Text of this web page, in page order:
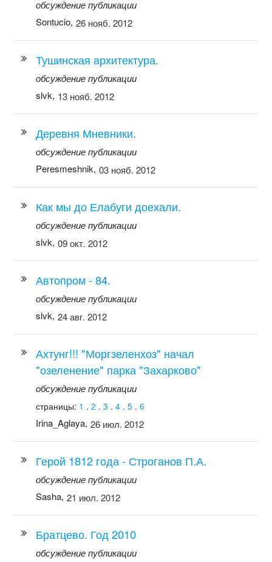
обсуждение публикации
Sontucio, 26 нояб. 2012
Тушинская архитектура.
обсуждение публикации
slvk, 13 нояб. 2012
Деревня Мневники.
обсуждение публикации
Peresmeshnik, 03 нояб. 2012
Как мы до Елабуги доехали.
обсуждение публикации
slvk, 09 окт. 2012
Автопром - 84.
обсуждение публикации
slvk, 24 авг. 2012
Ахтунг!!! "Моргзеленхоз" начал
"озеленение" парка "Захарково"
обсуждение публикации
страницы: 1 .2 .3 .4 .5 .6
Irina_Aglaya, 26 июл. 2012
Герой 1812 года - Строганов П.А.
обсуждение публикации
Sasha, 21 июл. 2012
Братцево. Год 2010
обсуждение публикации